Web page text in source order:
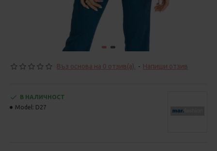
Въз основа на 0 отзив(а). - Напиши отзив
В НАЛИЧНОСТ
Model: D27